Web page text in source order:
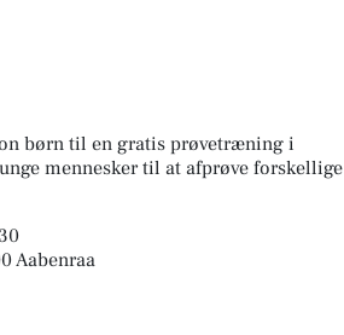
børn til en gratis prøvetræning i
mennesker til at afprøve forskellige
Aabenraa